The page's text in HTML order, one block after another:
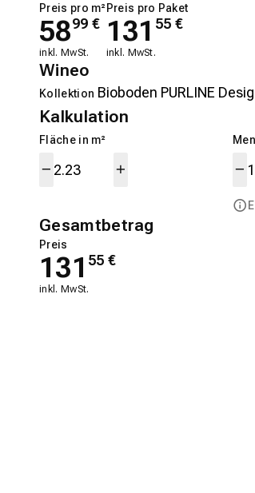
Preis pro m²
5899 €
inkl. MwSt.
Preis pro Paket
131 55 €
inkl. MwSt.
Wineo
Kollektion
Kalkulation
Fläche in m²
Gesamtbetrag
Preis
131 55 €
inkl. MwSt.